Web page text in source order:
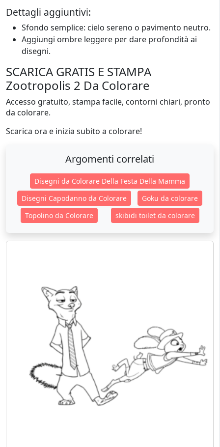
Dettagli aggiuntivi:
Sfondo semplice: cielo sereno o pavimento neutro.
Aggiungi ombre leggere per dare profondità ai
disegni.
SCARICA GRATIS E STAMPA
Zootropolis 2 Da Colorare
Accesso gratuito, stampa facile, contorni chiari, pronto
da colorare.
Scarica ora e inizia subito a colorare!
Argomenti correlati
Disegni da Colorare Della Festa Della Mamma
Disegni Capodanno da Colorare
Goku da colorare
Topolino da Colorare
skibidi toilet da colorare